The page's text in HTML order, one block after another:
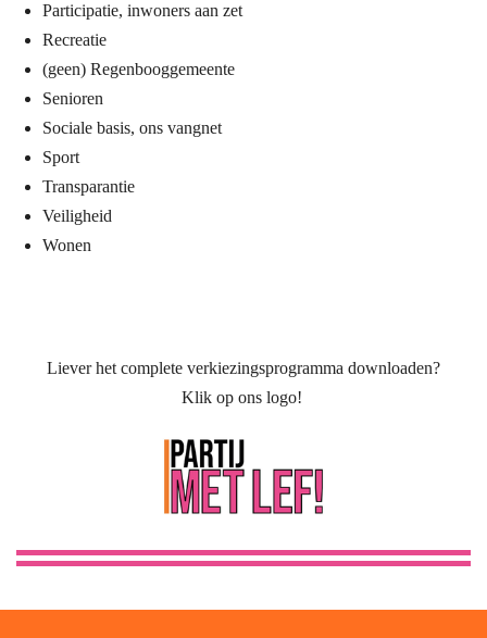
Participatie, inwoners aan zet
Recreatie
(geen) Regenbooggemeente
Senioren
Sociale basis, ons vangnet
Sport
Transparantie
Veiligheid
Wonen
Liever het complete verkiezingsprogramma downloaden?
Klik op ons logo!